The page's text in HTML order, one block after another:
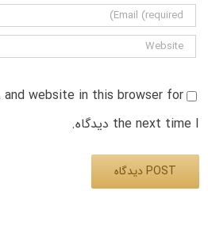
and website in this browser for
the next time I دیدگاه.